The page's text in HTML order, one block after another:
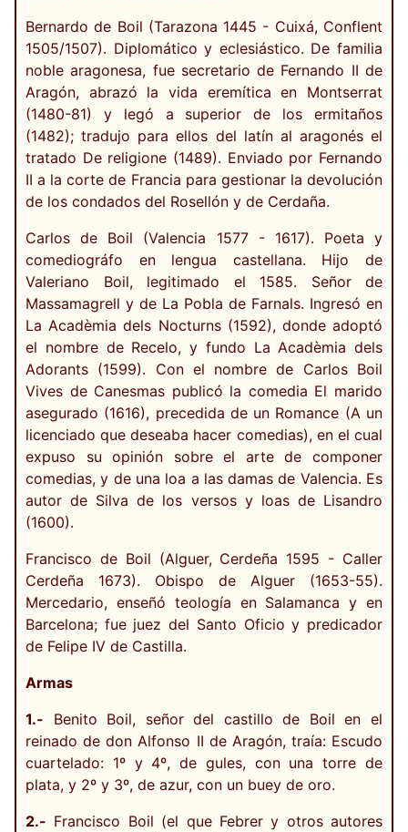
Bernardo de Boil (Tarazona 1445 - Cuixá, Conflent
1505/1507). Diplomático y eclesiástico. De familia
noble aragonesa, fue secretario de Fernando II de
Aragón, abrazó la vida eremítica en Montserrat
(1480-81) y legó a superior de los ermitaños
(1482); tradujo para ellos del latín al aragonés el
tratado De religione (1489). Enviado por Fernando
II a la corte de Francia para gestionar la devolución
de los condados del Rosellón y de Cerdaña.
Carlos de Boil (Valencia 1577 - 1617). Poeta y
comediográfo en lengua castellana. Hijo de
Valeriano Boil, legitimado el 1585. Señor de
Massamagrell y de La Pobla de Farnals. Ingresó en
La Acadèmia dels Nocturns (1592), donde adoptó
el nombre de Recelo, y fundo La Acadèmia dels
Adorants (1599). Con el nombre de Carlos Boil
Vives de Canesmas publicó la comedia El marido
asegurado (1616), precedida de un Romance (A un
licenciado que deseaba hacer comedias), en el cual
expuso su opinión sobre el arte de componer
comedias, y de una loa a las damas de Valencia. Es
autor de Silva de los versos y loas de Lisandro
(1600).
Francisco de Boil (Alguer, Cerdeña 1595 - Caller
Cerdeña 1673). Obispo de Alguer (1653-55).
Mercedario, enseñó teología en Salamanca y en
Barcelona; fue juez del Santo Oficio y predicador
de Felipe IV de Castilla.
Armas
1.- Benito Boil, señor del castillo de Boil en el
reinado de don Alfonso II de Aragón, traía: Escudo
cuartelado: 1º y 4º, de gules, con una torre de
plata, y 2º y 3º, de azur, con un buey de oro.
2.- Francisco Boil (el que Febrer y otros autores